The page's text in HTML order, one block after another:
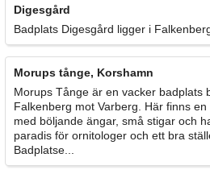
Digesgård
Badplats Digesgård ligger i
Morups tånge, Korshamn
Morups Tånge är en vacker badplats
Falkenberg mot Varberg. Här finns
med böljande ängar, små stigar och
paradis för ornitologer och ett bra
Badplatse...